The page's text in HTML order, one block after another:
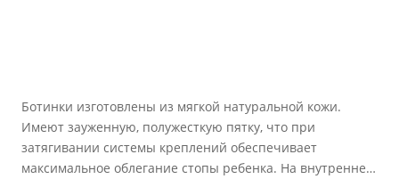
Ботинки изготовлены из мягкой натуральной кожи.
Имеют зауженную, полужесткую пятку, что при
затягивании системы креплений обеспечивает
максимальное облегание стопы ребенка. На внутренней